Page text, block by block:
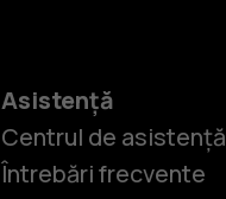
Asistență
Centrul de asistență
Întrebări frecvente